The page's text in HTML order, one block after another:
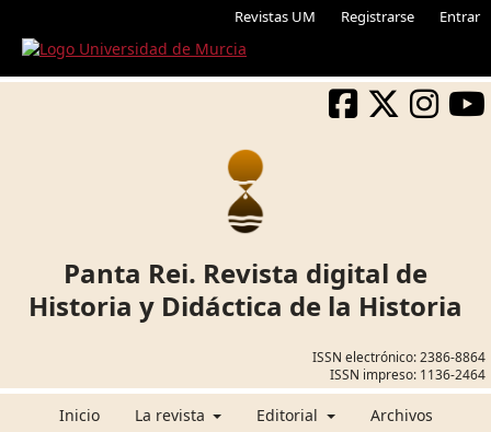
Revistas UM Registrarse Entrar
ISSN electrónico: 2386-8864
ISSN impreso: 1136-2464
Panta Rei. Revista digital de
Historia y Didáctica de la Historia
Inicio La revista Editorial Archivos